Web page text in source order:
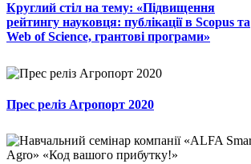
Круглий стіл на тему: «Підвищення
рейтингу науковця: публікації в Scopus та
Web of Science, грантові програми»
Прес реліз Агропорт 2020